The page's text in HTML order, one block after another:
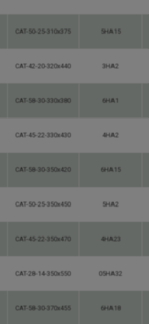
CAT-50-25-310x375 5HA15
CAT-42-20-320x440 3HA2
CAT-58-30-330x380 6HA1
CAT-45-22-330x430 4HA2
CAT-58-30-350x420 6HA15
CAT-50-25-350x450 5HA2
CAT-45-22-350x470 4HA23
CAT-28-14-350x550 05HA32
CAT-58-30-370x455 6HA18